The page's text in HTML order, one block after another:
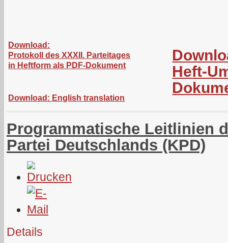
Download:
Protokoll des XXXII. Parteitages
in Heftform als PDF-Dokument
Download: English translation
Heft-
Programmatische Leitlinien
Partei Deutschlands (KPD)
Details